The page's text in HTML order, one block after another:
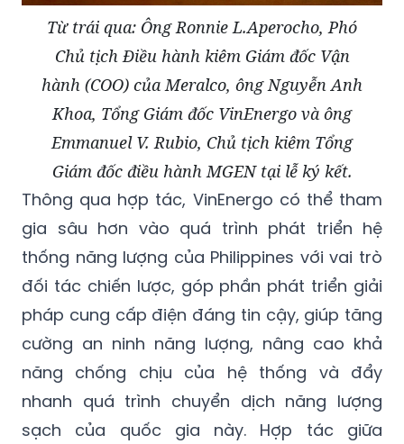
Từ trái qua: Ông Ronnie L.Aperocho, Phó
Chủ tịch Điều hành kiêm Giám đốc Vận
hành (COO) của Meralco, ông Nguyễn Anh
Khoa, Tổng Giám đốc VinEnergo và ông
Emmanuel V. Rubio, Chủ tịch kiêm Tổng
Giám đốc điều hành MGEN tại lễ ký kết.
Thông qua hợp tác, VinEnergo có thể tham
gia sâu hơn vào quá trình phát triển hệ
thống năng lượng của Philippines với vai trò
đối tác chiến lược, góp phần phát triển giải
pháp cung cấp điện đáng tin cậy, giúp tăng
cường an ninh năng lượng, nâng cao khả
năng chống chịu của hệ thống và đẩy
nhanh quá trình chuyển dịch năng lượng
sạch của quốc gia này. Hợp tác giữa